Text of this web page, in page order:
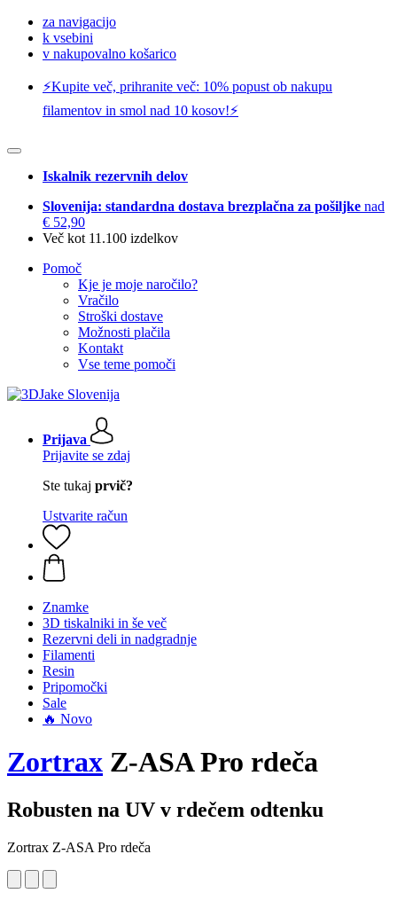
za navigacijo
k vsebini
v nakupovalno košarico
⚡️Kupite več, prihranite več: 10% popust ob nakupu
filamentov in smol nad 10 kosov!⚡️
Iskalnik rezervnih delov
Slovenija: standardna dostava brezplačna za pošiljke nad
€ 52,90
Več kot 11.100 izdelkov
Pomoč
Kje je moje naročilo?
Vračilo
Stroški dostave
Možnosti plačila
Kontakt
Vse teme pomoči
Prijava
Prijavite se zdaj
Ste tukaj prvič?
Ustvarite račun
Znamke
3D tiskalniki in še več
Rezervni deli in nadgradnje
Filamenti
Resin
Pripomočki
Sale
🔥 Novo
Zortrax Z-ASA Pro rdeča
Robusten na UV v rdečem odtenku
Zortrax Z-ASA Pro rdeča